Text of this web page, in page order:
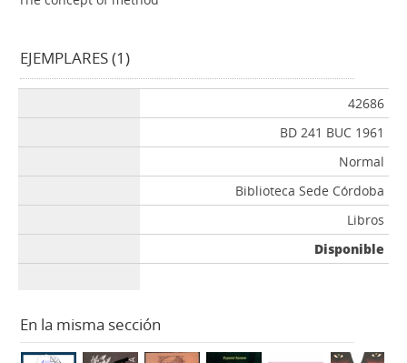
EJEMPLARES (1)
42686
BD 241 BUC 1961
Normal
Biblioteca Sede Córdoba
Libros
Disponible
En la misma sección